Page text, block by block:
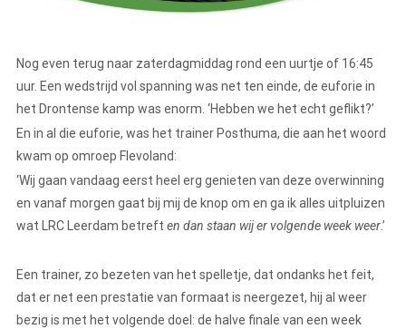
Nog even terug naar zaterdagmiddag rond een uurtje of 16:45
uur. Een wedstrijd vol spanning was net ten einde, de euforie in
het Drontense kamp was enorm. ‘Hebben we het echt geflikt?’
En in al die euforie, was het trainer Posthuma, die aan het woord
kwam op omroep Flevoland:
‘Wij gaan vandaag eerst heel erg genieten van deze overwinning
en vanaf morgen gaat bij mij de knop om en ga ik alles uitpluizen
wat LRC Leerdam betreft en dan staan wij er volgende week weer.’
Een trainer, zo bezeten van het spelletje, dat ondanks het feit,
dat er net een prestatie van formaat is neergezet, hij al weer
bezig is met het volgende doel: de halve finale van een week